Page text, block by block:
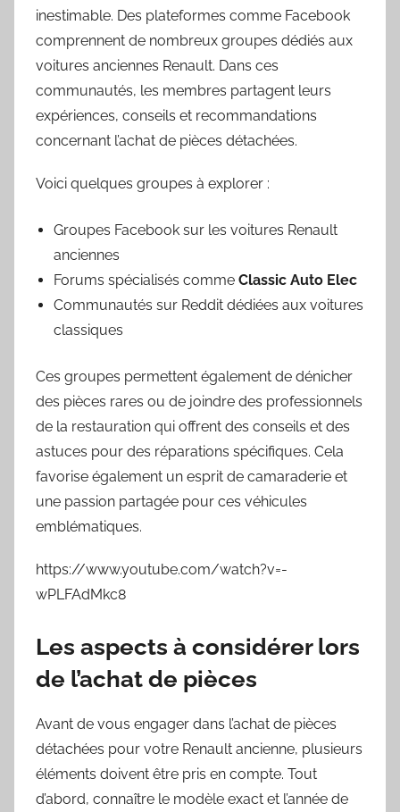
inestimable. Des plateformes comme Facebook
comprennent de nombreux groupes dédiés aux
voitures anciennes Renault. Dans ces
communautés, les membres partagent leurs
expériences, conseils et recommandations
concernant l’achat de pièces détachées.
Voici quelques groupes à explorer :
Groupes Facebook sur les voitures Renault
anciennes
Forums spécialisés comme Classic Auto Elec
Communautés sur Reddit dédiées aux voitures
classiques
Ces groupes permettent également de dénicher
des pièces rares ou de joindre des professionnels
de la restauration qui offrent des conseils et des
astuces pour des réparations spécifiques. Cela
favorise également un esprit de camaraderie et
une passion partagée pour ces véhicules
emblématiques.
https://www.youtube.com/watch?v=-
wPLFAdMkc8
Les aspects à considérer lors
de l’achat de pièces
Avant de vous engager dans l’achat de pièces
détachées pour votre Renault ancienne, plusieurs
éléments doivent être pris en compte. Tout
d’abord, connaître le modèle exact et l’année de